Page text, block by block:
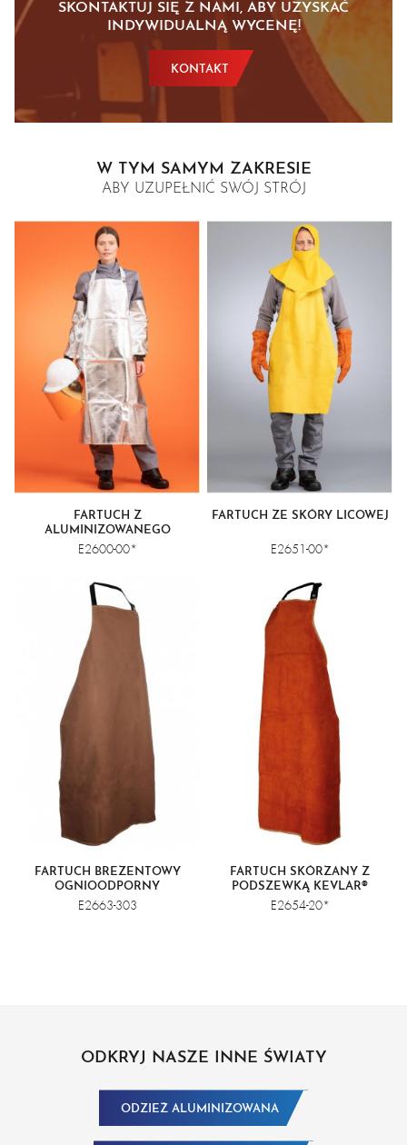
SKONTAKTUJ SIĘ Z NAMI, ABY UZYSKAĆ
INDYWIDUALNĄ WYCENĘ!
KONTAKT
W TYM SAMYM ZAKRESIE
ABY UZUPEŁNIĆ SWÓJ STRÓJ
FARTUCH Z
ALUMINIZOWANEGO
MATERIAŁU KEVLAR®
E2600-00*
FARTUCH ZE SKÓRY LICOWEJ
E2651-00*
FARTUCH BREZENTOWY
OGNIOODPORNY
E2663-303
FARTUCH SKÓRZANY Z
PODSZEWKĄ KEVLAR®
E2654-20*
ODKRYJ NASZE INNE ŚWIATY
ODZIEŻ ALUMINIZOWANA